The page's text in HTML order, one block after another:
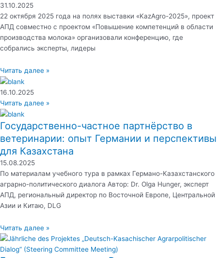
31.10.2025
22 октября 2025 года на полях выставки «KazAgro-2025», проект
АПД совместно с проектом «Повышение компетенций в области
производства молока» организовали конференцию, где
собрались эксперты, лидеры
Читать далее »
16.10.2025
Читать далее »
Государственно-частное партнёрство в
ветеринарии: опыт Германии и перспективы
для Казахстана
15.08.2025
По материалам учебного тура в рамках Германо-Казахстанского
аграрно-политического диалога Автор: Dr. Olga Hunger, эксперт
АПД, региональный директор по Восточной Европе, Центральной
Азии и Китаю, DLG
Читать далее »